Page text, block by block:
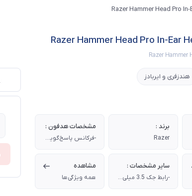
Razer Hammer
هندزفری و ایربادز
برند :
Razer
مشخصات هدفون :
-فرکانس پاسخ‌گویی هدفون 20 هرتز تا 20 کیلو هرتز-امپدانس 16 اهم-حساسیت 106 دسی‌بل-حداکثر قدرت ورودی 1 میلی‌وات
: سایر مشخصات :
-رابط جک 3.5 میلی متری-NFC ندارد-عدم مقاومت در برابر رطوبت و عرق-طول کابل1.3 متر
مشاهده
همه ویژگی‌ها